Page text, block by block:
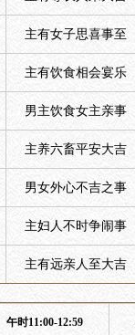
主有女子思喜事至
主有饮食相会宴乐
男主饮食女主亲事
主养六畜平安大吉
男女外心不吉之事
主妇人不时争闹事
主有远亲人至大吉
午时11:00-12:59